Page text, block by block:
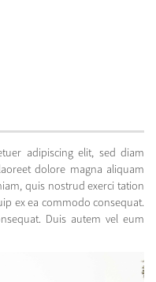
adipiscing elit, sed diam
dolore magna aliquam
quis nostrud exerci tation
ex ea commodo consequat.
Duis autem vel eum